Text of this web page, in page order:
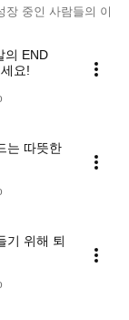
장 중인 사람들의 이
의 END
요!
는 따뜻한
기 위해 퇴